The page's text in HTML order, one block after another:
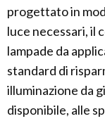
progettato in
luce necessari, il
lampade da
standard di
illuminazione da
disponibile, alle